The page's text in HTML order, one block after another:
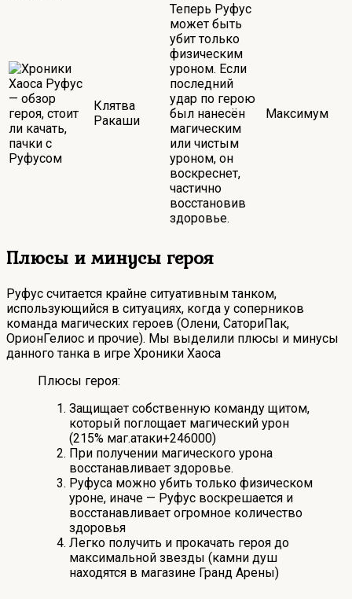
Клятва
Ракаши
Теперь Руфус
может быть
убит только
физическим
уроном. Если
последний
удар по герою
был нанесён
магическим
или чистым
уроном, он
воскреснет,
частично
восстановив
здоровье.
Максимум
Плюсы и минусы героя
Руфус считается крайне ситуативным танком,
использующийся в ситуациях, когда у соперников
команда магических героев (Олени, СаториПак,
ОрионГелиос и прочие). Мы выделили плюсы и минусы
данного танка в игре Хроники Хаоса
Плюсы героя:
Защищает собственную команду щитом,
который поглощает магический урон
(215% маг.атаки+246000)
При получении магического урона
восстанавливает здоровье.
Руфуса можно убить только физическом
уроне, иначе — Руфус воскрешается и
восстанавливает огромное количество
здоровья
Легко получить и прокачать героя до
максимальной звезды (камни душ
находятся в магазине Гранд Арены)